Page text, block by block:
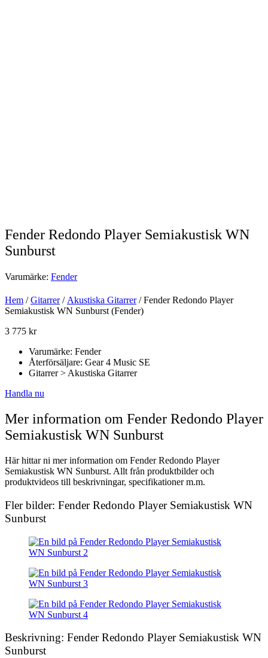
Fender Redondo Player Semiakustisk WN
Sunburst
Varumärke: Fender
Hem /Gitarrer/Akustiska Gitarrer/ Fender Redondo Player
Semiakustisk WN Sunburst (Fender)
3 775 kr
Varumärke: Fender
Återförsäljare: Gear 4 Music SE
Gitarrer > Akustiska Gitarrer
Handla nu
Mer information om Fender Redondo Player
Semiakustisk WN Sunburst
Här hittar ni mer information om Fender Redondo Player
Semiakustisk WN Sunburst. Allt från produktbilder och
produktvideos till beskrivningar, specifikationer m.m.
Fler bilder: Fender Redondo Player Semiakustisk WN
Sunburst
Beskrivning: Fender Redondo Player Semiakustisk WN
Sunburst